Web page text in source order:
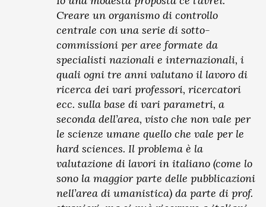
Creare un organismo di controllo
centrale con una serie di sotto-
commissioni per aree formate da
specialisti nazionali e internazionali, i
quali ogni tre anni valutano il lavoro di
ricerca dei vari professori, ricercatori
ecc. sulla base di vari parametri, a
seconda dell’area, visto che non vale per
le scienze umane quello che vale per le
hard sciences. Il problema è la
valutazione di lavori in italiano (come lo
sono la maggior parte delle pubblicazioni
nell’area di umanistica) da parte di prof.